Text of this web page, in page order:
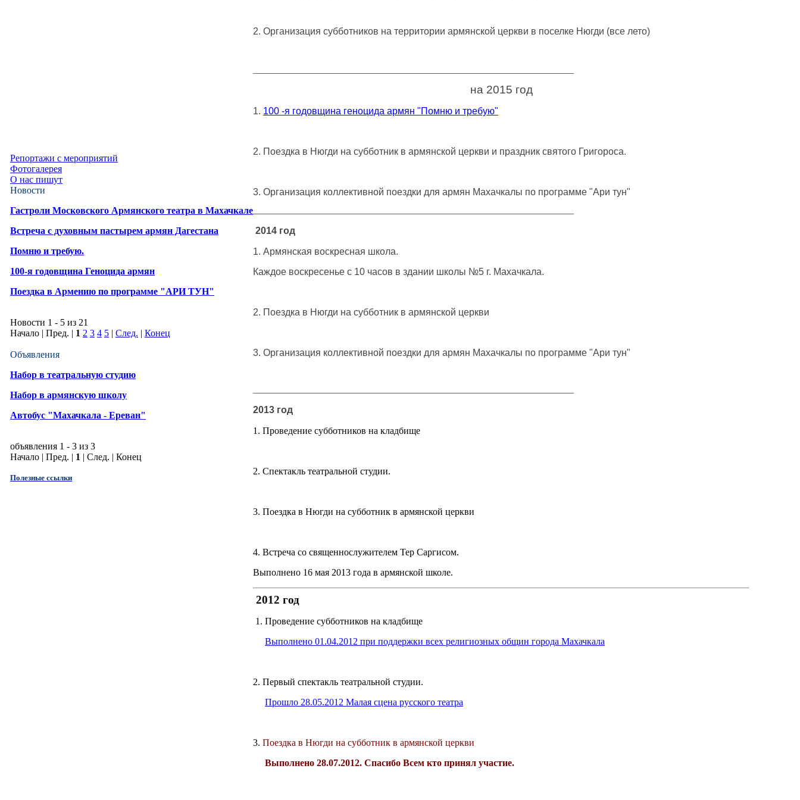
Репортажи с мероприятий
Фотогалерея
О нас пишут
Новости
Гастроли Московского Армянского театра в Махачкале
Встреча с духовным пастырем армян Дагестана
Помню и требую.
100-я годовщина Геноцида армян
Поездка в Армению по программе "АРИ ТУН"
Новости 1 - 5 из 21
Начало | Пред. | 1 2 3 4 5 | След. | Конец
Объявления
Набор в театральную студию
Набор в армянскую школу
Автобус "Махачкала - Ереван"
объявления 1 - 3 из 3
Начало | Пред. | 1 | След. | Конец
Полезные ссылки
2. Организация субботников на территории армянской церкви в поселке Нюгди (все лето)
на 2015 год
1. 100 -я годовщина геноцида армян "Помню и требую"
2. Поездка в Нюгди на субботник в армянской церкви и праздник святого Григороса.
3. Организация коллективной поездки для армян Махачкалы по программе "Ари тун"
2014 год
1. Армянская воскресная школа.
Каждое воскресенье с 10 часов в здании школы №5 г. Махачкала.
2. Поездка в Нюгди на субботник в армянской церкви
3. Организация коллективной поездки для армян Махачкалы по программе "Ари тун"
2013 год
1. Проведение субботников на кладбище
2. Спектакль театральной студии.
3. Поездка в Нюгди на субботник в армянской церкви
4. Встреча со священнослужителем Тер Саргисом.
Выполнено 16 мая 2013 года в армянской школе.
2012 год
1. Проведение субботников на кладбище
Выполнено 01.04.2012 при поддержки всех религиозных общин города Махачкала
2. Первый спектакль театральной студии.
Прошло 28.05.2012 Малая сцена русского театра
3. Поездка в Нюгди на субботник в армянской церкви
Выполнено 28.07.2012. Спасибо Всем кто принял участие.